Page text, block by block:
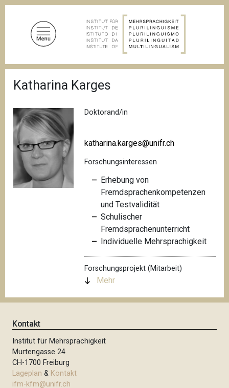
D
f
a
n
a
v
i
g
t
o
Katharina Karges
Doktorand/in
katharina.karges@unifr.ch
Forschungsinteressen
Erhebung von
Fremdsprachenkompetenzen
und Testvalidität
Schulischer
Fremdsprachenunterricht
Individuelle Mehrsprachigkeit
Forschungsprojekt (Mitarbeit)
Mehr
Kontakt
Institut für Mehrsprachigkeit
Murtengasse 24
CH-1700 Freiburg
Lageplan & Kontakt
ifm-kfm@unifr.ch